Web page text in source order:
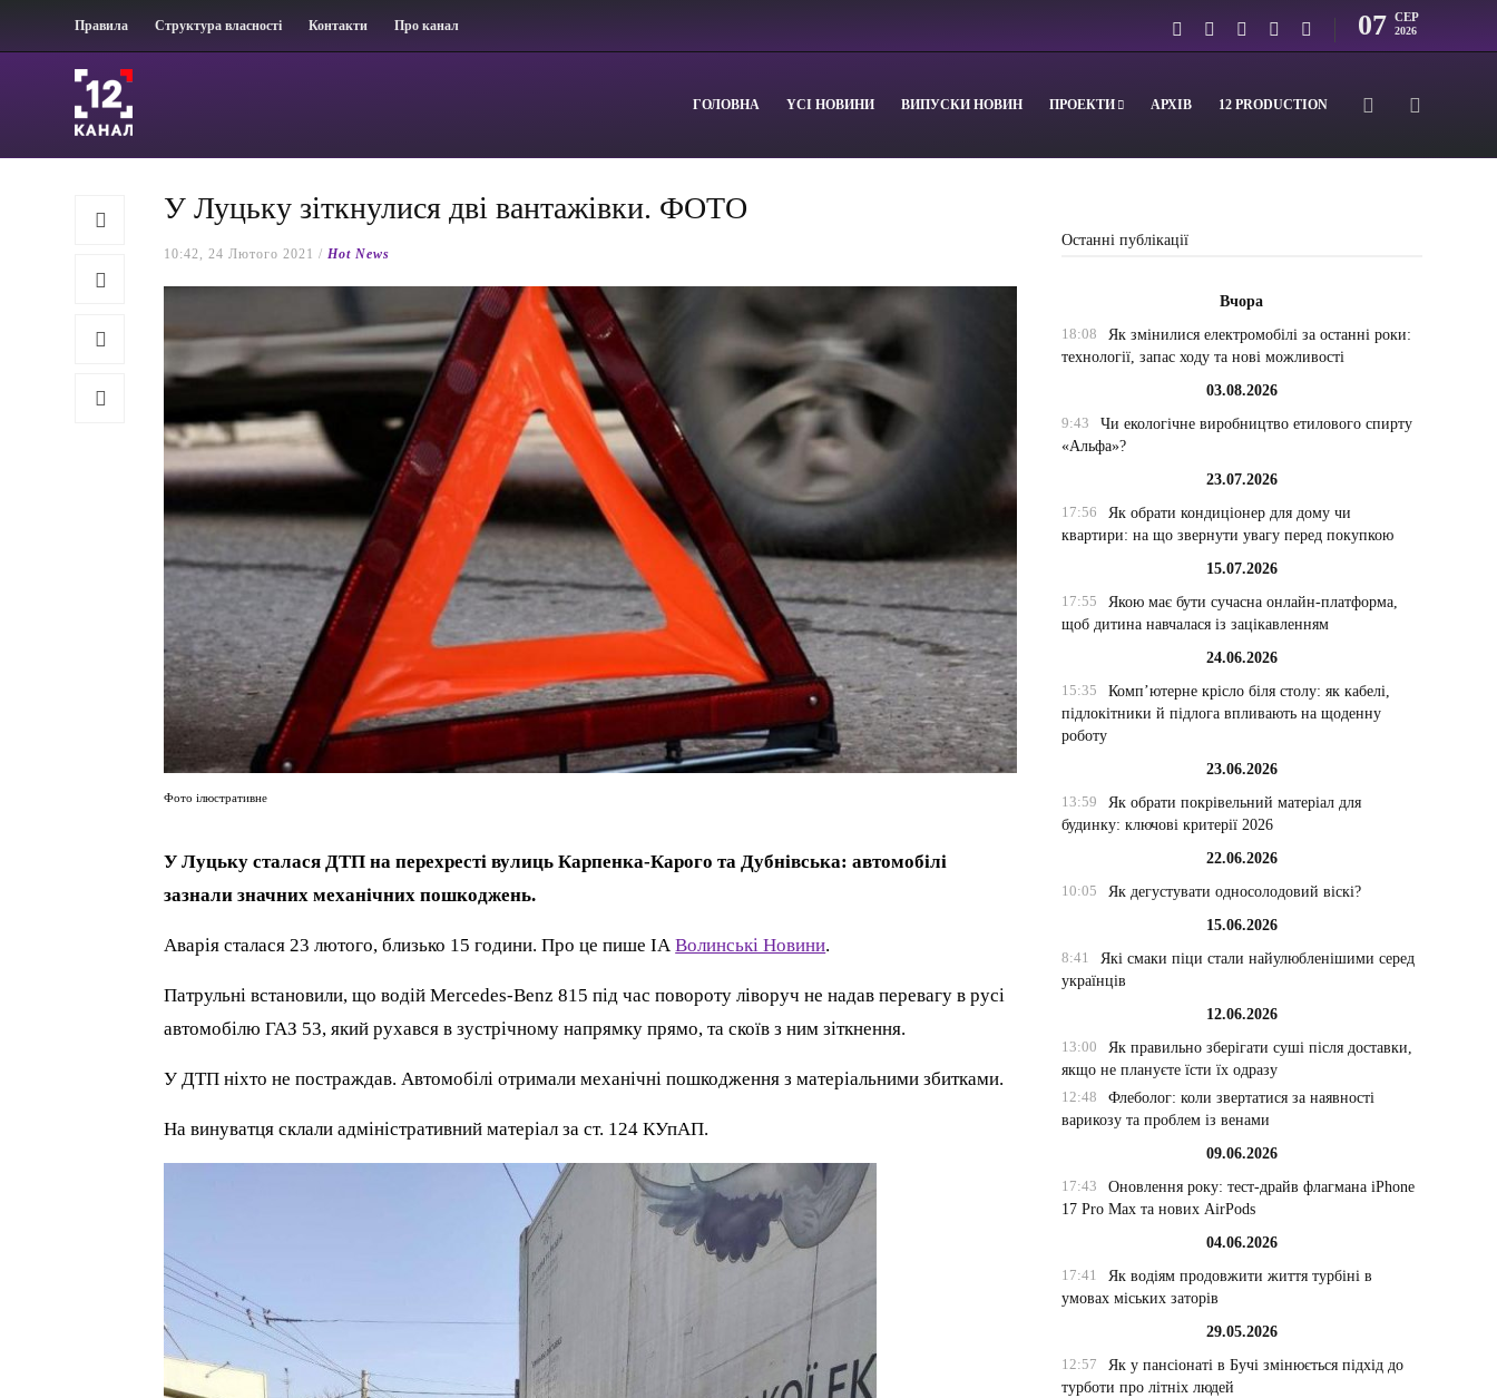
Правила Структура власності Контакти Про канал 07 СЕР
2026
ГОЛОВНА YСІ НОВИНИ ВИПУСКИ НОВИН ПРОЕКТИ АРХІВ 12 PRODUCTION
У Луцьку зіткнулися дві вантажівки. ФОТО
10:42, 24 Лютого 2021 /Hot News
Фото ілюстративне
У Луцьку сталася ДТП на перехресті вулиць Карпенка-Карого та Дубнівська: автомобілі
зазнали значних механічних пошкоджень.
Аварія сталася 23 лютого, близько 15 години. Про це пише ІАВолинські Новини.
Патрульні встановили, що водій Mercedes-Benz 815 під час повороту ліворуч не надав перевагу в русі
автомобілю ГАЗ 53, який рухався в зустрічному напрямку прямо, та скоїв з ним зіткнення.
У ДТП ніхто не постраждав. Автомобілі отримали механічні пошкодження з матеріальними збитками.
На винуватця склали адміністративний матеріал за ст. 124 КУпАП.
Останні публікації
Вчора
18:08
Як змінилися електромобілі за останні роки:
технології, запас ходу та нові можливості
03.08.2026
9:43
Чи екологічне виробництво етилового спирту
«Альфа»?
23.07.2026
17:56
Як обрати кондиціонер для дому чи
квартири: на що звернути увагу перед покупкою
15.07.2026
17:55
Якою має бути сучасна онлайн-платформа,
щоб дитина навчалася із зацікавленням
24.06.2026
15:35
Комп’ютерне крісло біля столу: як кабелі,
підлокітники й підлога впливають на щоденну
роботу
23.06.2026
13:59
Як обрати покрівельний матеріал для
будинку: ключові критерії 2026
22.06.2026
10:05
Як дегустувати односолодовий віскі?
15.06.2026
8:41
Які смаки піци стали найулюбленішими серед
українців
12.06.2026
13:00
Як правильно зберігати суші після доставки,
якщо не плануєте їсти їх одразу
12:48
Флеболог: коли звертатися за наявності
варикозу та проблем із венами
09.06.2026
17:43
Оновлення року: тест-драйв флагмана iPhone
17 Pro Max та нових AirPods
04.06.2026
17:41
Як водіям продовжити життя турбіні в
умовах міських заторів
29.05.2026
12:57
Як у пансіонаті в Бучі змінюється підхід до
турботи про літніх людей